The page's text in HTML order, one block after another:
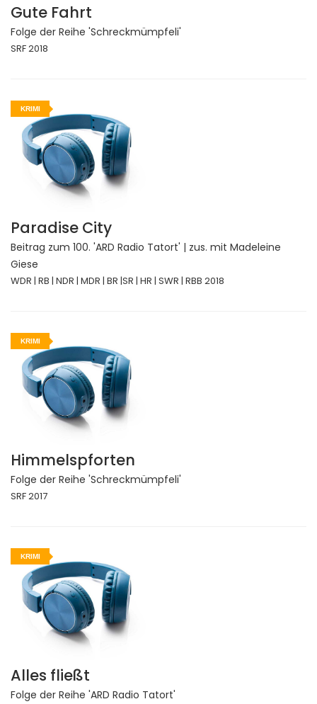
Gute Fahrt
Folge der Reihe 'Schreckmümpfeli'
SRF 2018
KRIMI
Paradise City
Beitrag zum 100. 'ARD Radio Tatort' | zus. mit Madeleine
Giese
WDR | RB | NDR | MDR | BR |SR | HR | SWR | RBB 2018
KRIMI
Himmelspforten
Folge der Reihe 'Schreckmümpfeli'
SRF 2017
KRIMI
Alles fließt
Folge der Reihe 'ARD Radio Tatort'